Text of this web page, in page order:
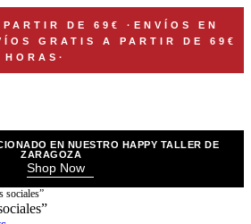
DE 69€ · ENVÍOS EN
GRATIS A PARTIR DE 69€
·
EN NUESTRO HAPPY TALLER DE
ZARAGOZA
Shop Now
sociales”